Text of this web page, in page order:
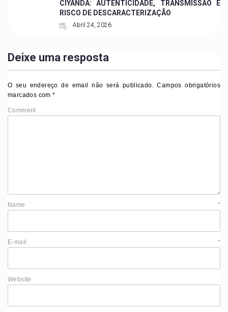
CIYANDA: AUTENTICIDADE, TRANSMISSÃO E
RISCO DE DESCARACTERIZAÇÃO
Abril 24, 2026
Deixe uma resposta
O seu endereço de email não será publicado. Campos obrigatórios
marcados com*
Comment
Name *
E-mail *
Website